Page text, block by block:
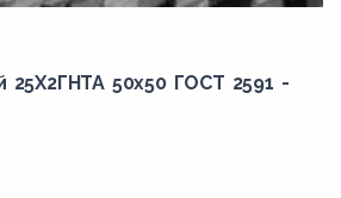
25Х2ГНТА 50x50 ГОСТ 2591 -